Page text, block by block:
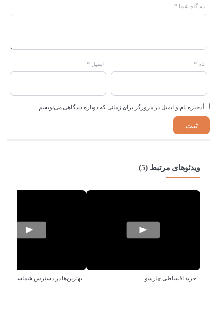
دیدگاه شما *
نام * ایمیل *
ذخیره نام و ایمیل در مرورگر برای زمانی که دوباره دیدگاهی می‌نویسم.
ویدئوهای مرتبط (5)
خرید اقساطی چارسو بهترین‌ها در دسترس شماست!